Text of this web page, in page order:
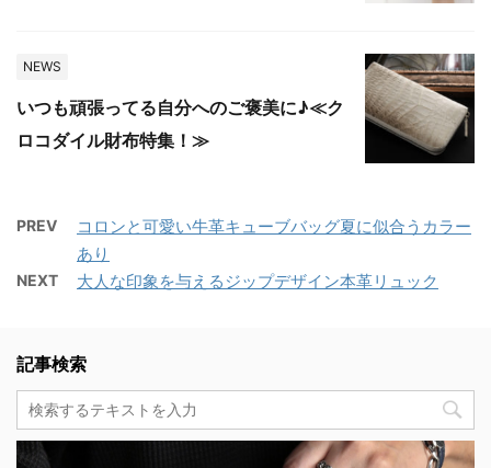
NEWS
いつも頑張ってる自分へのご褒美に♪≪ク
ロコダイル財布特集！≫
PREV
コロンと可愛い牛革キューブバッグ夏に似合うカラー
あり
NEXT 大人な印象を与えるジップデザイン本革リュック
記事検索